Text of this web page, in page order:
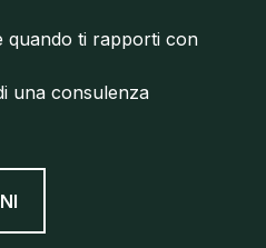
quando ti rapporti con
una consulenza